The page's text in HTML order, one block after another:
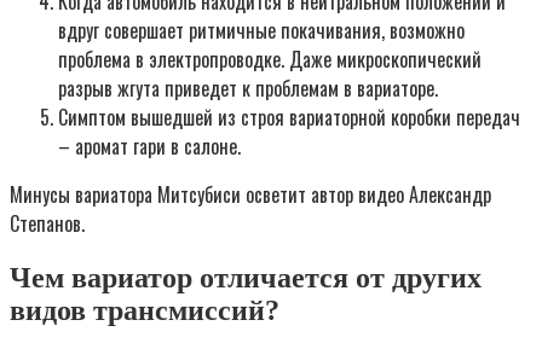
вдруг совершает ритмичные покачивания, возможно
проблема в электропроводке. Даже микроскопический
разрыв жгута приведет к проблемам в вариаторе.
Симптом вышедшей из строя вариаторной коробки передач
– аромат гари в салоне.
Минусы вариатора Митсубиси осветит автор видео Александр
Степанов.
Чем вариатор отличается от других
видов трансмиссий?